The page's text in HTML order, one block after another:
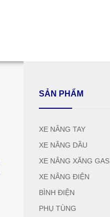
SẢN PHẨM
XE NÂNG TAY
XE NÂNG DẦU
XE NÂNG XĂNG GAS
XE NÂNG ĐIỆN
BÌNH ĐIỆN
PHỤ TÙNG